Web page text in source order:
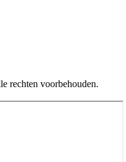
rechten voorbehouden.